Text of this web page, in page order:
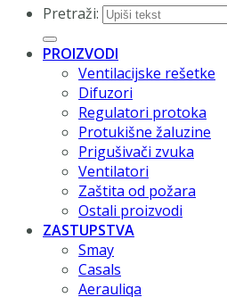
Pretraži:
PROIZVODI
Ventilacijske rešetke
Difuzori
Regulatori protoka
Protukišne žaluzine
Prigušivači zvuka
Ventilatori
Zaštita od požara
Ostali proizvodi
ZASTUPSTVA
Smay
Casals
Aerauliqa